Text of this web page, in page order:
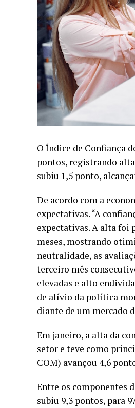
O Índice de Confiança
pontos, registrando
subiu 1,5 ponto,
De acordo com a
expectativas. “A
expectativas. A alta foi
meses, mostrando
neutralidade, as
terceiro mês
elevadas e alto
de alívio da política
diante de um mercado
Em janeiro, a alta da
setor e teve como
COM) avançou 4,6
Entre os componentes
subiu 9,3 pontos, para